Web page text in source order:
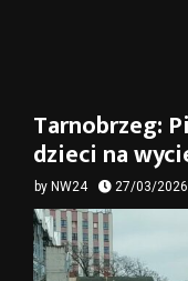
Tarnobrzeg:
dzieci na
by NW24 27/03/2026